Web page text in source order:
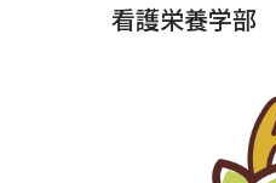
看護栄養学部